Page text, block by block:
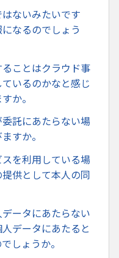
ないみたいです
なるのでしょう
ことはクラウド事
いるのかなと感じ
か。
託にあたらない場
すか。
を利用している場
供として本人の同
ータにあたらない
データにあたると
しょうか。